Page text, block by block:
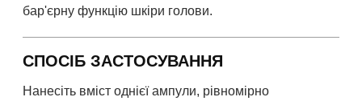
бар'єрну функцію шкіри голови.
СПОСІБ ЗАСТОСУВАННЯ
Нанесіть вміст однієї ампули, рівномірно